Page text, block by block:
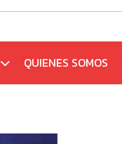
QUIENES SOMOS